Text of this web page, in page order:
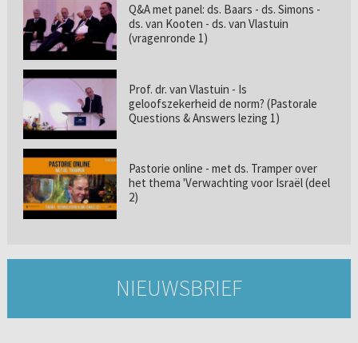
Q&A met panel: ds. Baars - ds. Simons -
ds. van Kooten - ds. van Vlastuin
(vragenronde 1)
Prof. dr. van Vlastuin - Is
geloofszekerheid de norm? (Pastorale
Questions & Answers lezing 1)
Pastorie online - met ds. Tramper over
het thema 'Verwachting voor Israël (deel
2)
NIEUWSBRIEF